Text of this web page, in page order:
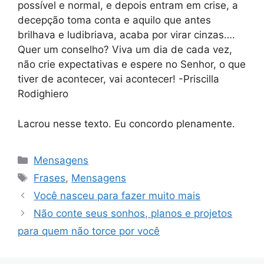
possível e normal, e depois entram em crise, a
decepção toma conta e aquilo que antes
brilhava e ludibriava, acaba por virar cinzas….
Quer um conselho? Viva um dia de cada vez,
não crie expectativas e espere no Senhor, o que
tiver de acontecer, vai acontecer! -Priscilla
Rodighiero
Lacrou nesse texto. Eu concordo plenamente.
Categorias
Mensagens
Tags
Frases, Mensagens
Você nasceu para fazer muito mais
Não conte seus sonhos, planos e projetos
para quem não torce por você